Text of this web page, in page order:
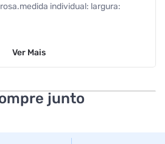
individual: largura:
Ver Mais
junto